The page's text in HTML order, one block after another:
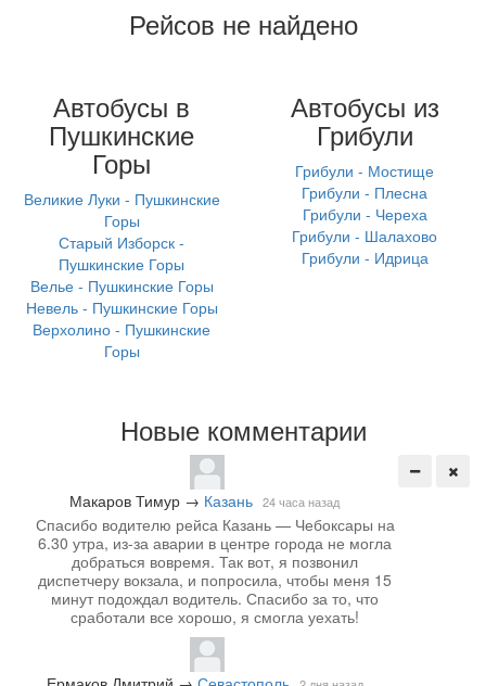
Рейсов не найдено
Автобусы в
Пушкинские
Горы
Великие Луки - Пушкинские
Горы
Старый Изборск -
Пушкинские Горы
Велье - Пушкинские Горы
Невель - Пушкинские Горы
Верхолино - Пушкинские
Горы
Автобусы из
Грибули
Грибули - Мостище
Грибули - Плесна
Грибули - Череха
Грибули - Шалахово
Грибули - Идрица
Новые комментарии
Макаров Тимур → Казань 24 часа назад
Спасибо водителю рейса Казань — Чебоксары на
6.30 утра, из-за аварии в центре города не могла
добраться вовремя. Так вот, я позвонил
диспетчеру вокзала, и попросила, чтобы меня 15
минут подождал водитель. Спасибо за то, что
сработали все хорошо, я смогла уехать!